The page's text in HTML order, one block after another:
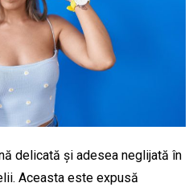
delicată și adesea neglijată în
Aceasta este expusă